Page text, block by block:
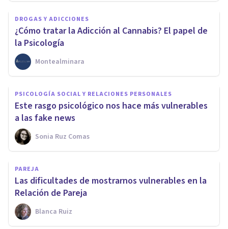
DROGAS Y ADICCIONES
¿Cómo tratar la Adicción al Cannabis? El papel de
la Psicología
Montealminara
PSICOLOGÍA SOCIAL Y RELACIONES PERSONALES
Este rasgo psicológico nos hace más vulnerables
a las fake news
Sonia Ruz Comas
PAREJA
Las dificultades de mostrarnos vulnerables en la
Relación de Pareja
Blanca Ruiz